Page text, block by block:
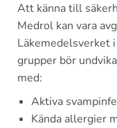
Att känna till
Medrol kan vara
Läkemedelsverket
grupper bör
med:
Aktiva
Kända allergier